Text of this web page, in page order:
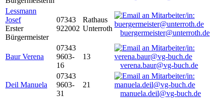
Lessmann
Josef
Erster
Bürgermeister
07343
922002
Rathaus
Unterroth
buergermeister@unterroth.de
Baur Verena
07343
9603-
16
13
verena.baur@vg-buch.de
Deil Manuela
07343
9603-
31
21
manuela.deil@vg-buch.de